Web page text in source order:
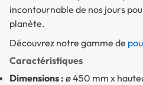
incontournable de nos jours
planète.
Découvrez notre gamme de
Caractéristiques
Dimensions : ø 450 mm x